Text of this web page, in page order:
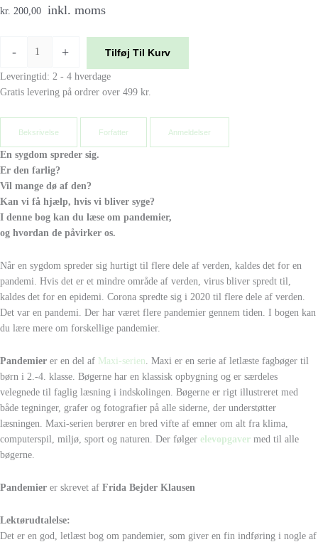
kr. 200,00 inkl. moms
- + Tilføj Til Kurv
Leveringtid: 2 - 4 hverdage
Gratis levering på ordrer over 499 kr.
Beksrivelse Forfatter Anmeldelser
En sygdom spreder sig.
Er den farlig?
Vil mange dø af den?
Kan vi få hjælp, hvis vi bliver syge?
I denne bog kan du læse om pandemier,
og hvordan de påvirker os.
Når en sygdom spreder sig hurtigt til flere dele af verden, kaldes det for en
pandemi. Hvis det er et mindre område af verden, virus bliver spredt til,
kaldes det for en epidemi. Corona spredte sig i 2020 til flere dele af verden.
Det var en pandemi. Der har været flere pandemier gennem tiden. I bogen kan
du lære mere om forskellige pandemier.
Pandemier er en del af Maxi-serien . Maxi er en serie af letlæste fagbøger til
børn i 2.-4. klasse. Bøgerne har en klassisk opbygning og er særdeles
velegnede til faglig læsning i indskolingen. Bøgerne er rigt illustreret med
både tegninger, grafer og fotografier på alle siderne, der understøtter
læsningen. Maxi-serien berører en bred vifte af emner om alt fra klima,
computerspil, miljø, sport og naturen. Der følger elevopgaver med til alle
bøgerne.
Pandemier er skrevet af Frida Bejder Klausen
Lektørudtalelse:
Det er en god, letlæst bog om pandemier, som giver en fin indføring i nogle af